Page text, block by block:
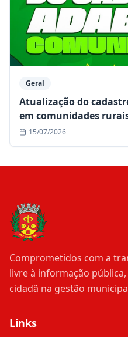
Geral
Atualização do
em comunidades
de julho
15/07/2026
Comprometidos com a
livre à informação
cidadã na gestão
Links